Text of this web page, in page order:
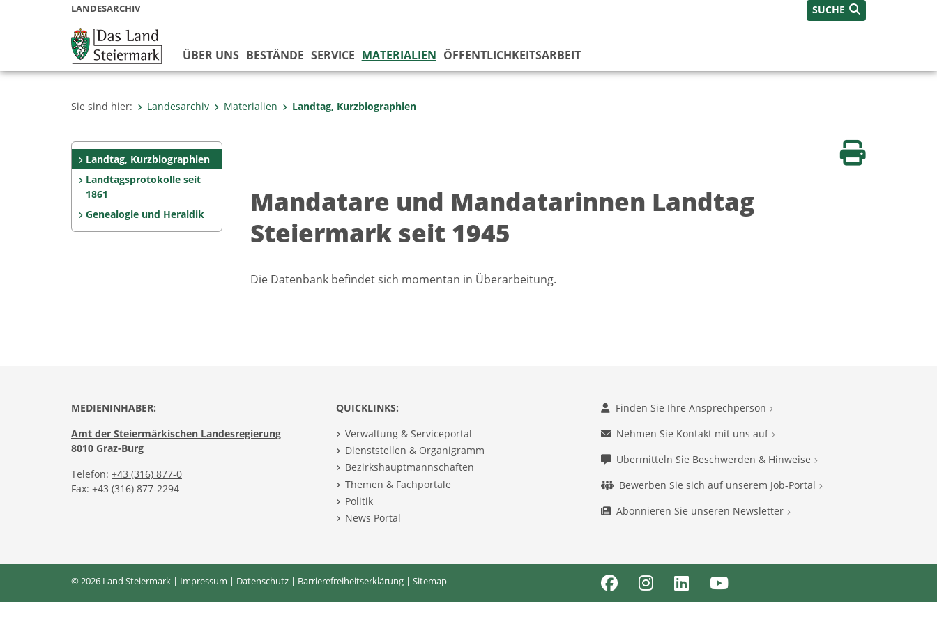
LANDESARCHIV SUCHE
ÜBER UNS BESTÄNDE SERVICE MATERIALIEN ÖFFENTLICHKEITSARBEIT
Sie sind hier: Landesarchiv Materialien Landtag, Kurzbiographien
Landtag, Kurzbiographien
Landtagsprotokolle seit
1861
Genealogie und Heraldik
Seite drucken
Mandatare und Mandatarinnen Landtag
Steiermark seit 1945
Die Datenbank befindet sich momentan in Überarbeitung.
MEDIENINHABER:
Amt der Steiermärkischen Landesregierung
8010 Graz-Burg
Telefon: +43 (316) 877-0
Fax: +43 (316) 877-2294
QUICKLINKS:
Verwaltung & Serviceportal
Dienststellen & Organigramm
Bezirkshauptmannschaften
Themen & Fachportale
Politik
News Portal
Finden Sie Ihre Ansprechperson
Nehmen Sie Kontakt mit uns auf
Übermitteln Sie Beschwerden & Hinweise
Bewerben Sie sich auf unserem Job-Portal
Abonnieren Sie unseren Newsletter
© 2026 Land Steiermark | Impressum | Datenschutz | Barrierefreiheitserklärung | Sitemap FacebookInstagramLinkedInYoutube